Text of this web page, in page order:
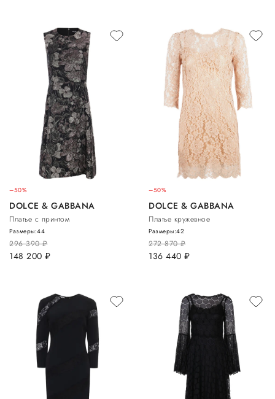
–50%
DOLCE & GABBANA
Платье с принтом
296 390руб.
148 200 руб.
Размеры:44
–50%
DOLCE & GABBANA
Платье кружевное
272 870руб.
136 440 руб.
Размеры:42